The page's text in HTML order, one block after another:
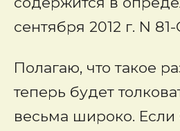
сентября 2012 г. N 81-
Полагаю, что такое
теперь будет
весьма широко. Если